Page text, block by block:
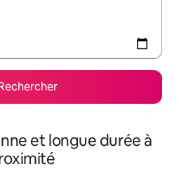
et longue durée à